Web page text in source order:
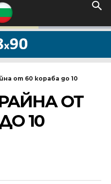
от 60 кораба до 10
ОТ
10